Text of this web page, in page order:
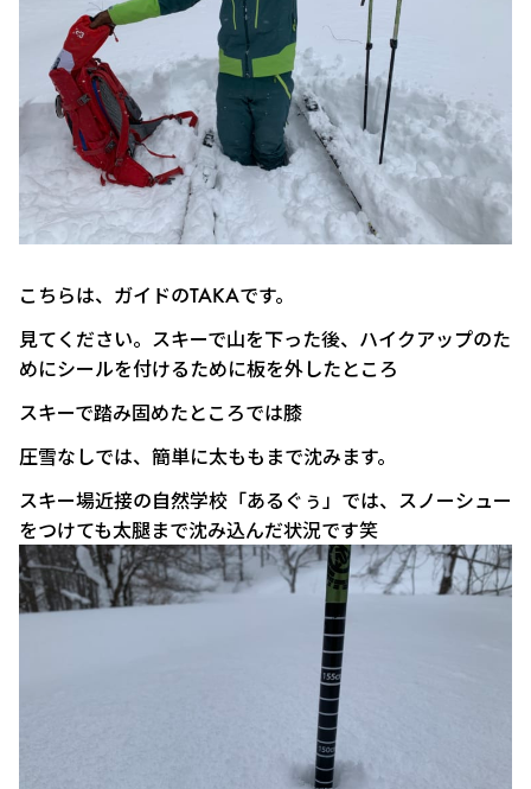
こちらは、ガイドのTAKAです。
見てください。スキーで山を下った後、ハイクアップのた
めにシールを付けるために板を外したところ
スキーで踏み固めたところでは膝
圧雪なしでは、簡単に太ももまで沈みます。
スキー場近接の自然学校「あるぐぅ」では、スノーシュー
をつけても太腿まで沈み込んだ状況です笑